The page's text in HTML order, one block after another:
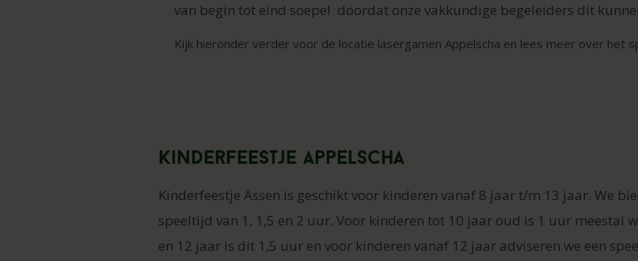
van begin tot eind soepel doordat onze vakkundige begeleiders dit
Kijk hieronder verder voor de locatie lasergamen Appelscha en lees meer over het
Kinderfeestje Appelscha
Kinderfeestje Assen is geschikt voor kinderen vanaf 8 jaar t/m 13 jaar. We
speeltijd van 1, 1,5 en 2 uur. Voor kinderen tot 10 jaar oud is 1 uur meestal
en 12 jaar is dit 1,5 uur en voor kinderen vanaf 12 jaar adviseren we een